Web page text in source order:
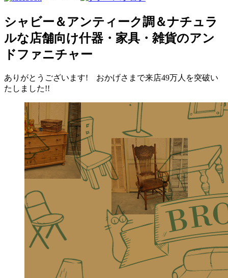
シャビー＆アンティーク調＆ナチュラ
ルな店舗向け什器・家具・雑貨のアン
ドファニチャー
ありがとうございます! おかげさまで来店49万人を突破い
たしました!!